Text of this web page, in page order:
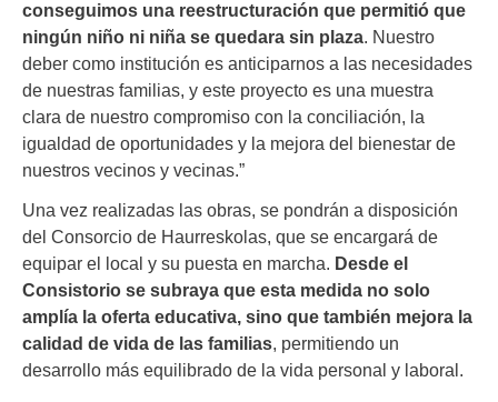
conseguimos una reestructuración que permitió que
ningún niño ni niña se quedara sin plaza. Nuestro
deber como institución es anticiparnos a las necesidades
de nuestras familias, y este proyecto es una muestra
clara de nuestro compromiso con la conciliación, la
igualdad de oportunidades y la mejora del bienestar de
nuestros vecinos y vecinas.”
Una vez realizadas las obras, se pondrán a disposición
del Consorcio de Haurreskolas, que se encargará de
equipar el local y su puesta en marcha. Desde el
Consistorio se subraya que esta medida no solo
amplía la oferta educativa, sino que también mejora la
calidad de vida de las familias, permitiendo un
desarrollo más equilibrado de la vida personal y laboral.